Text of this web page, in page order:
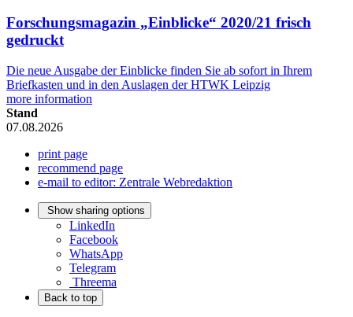
Forschungsmagazin „Einblicke“ 2020/21 frisch
gedruckt
Die neue Ausgabe der Einblicke finden Sie ab sofort in Ihrem
Briefkasten und in den Auslagen der HTWK Leipzig
more information
Stand
07.08.2026
print page
recommend page
e-mail to editor: Zentrale Webredaktion
Show sharing options
LinkedIn
Facebook
WhatsApp
Telegram
Threema
Back to top